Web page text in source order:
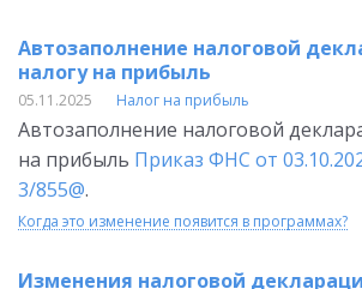
Автозаполнение налоговой
налогу на прибыль
05.11.2025 Налог на прибыль
Автозаполнение налоговой
на прибыль Приказ ФНС от
3/855@.
Когда это изменение появится в программах?
Изменения налоговой